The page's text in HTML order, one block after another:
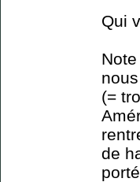
Qui
(=
de